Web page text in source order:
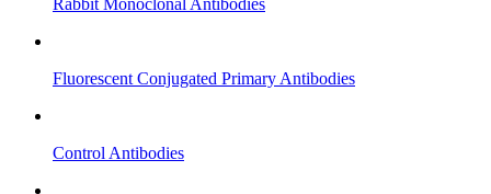
Fluorescent Conjugated Primary Antibodies
Control Antibodies